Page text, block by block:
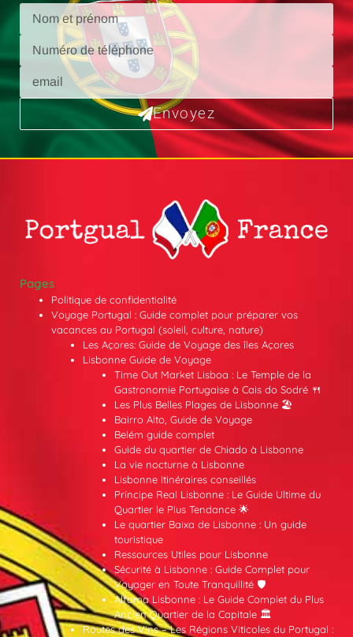
Envoyez
Pages
Politique de confidentialité
Voyage Portugal : Guide complet pour préparer vos
vacances au Portugal (soleil, culture, nature)
Les Açores: Guide de Voyage des îles Açores
Lisbonne Guide de Voyage
Time Out Market Lisboa : Le Temple de la
Gastronomie Portugaise à Cais do Sodré 🍴
Les Plus Belles Plages de Lisbonne 🏖️
Bairro Alto, Guide de Voyage
Belém guide complet
Guide du quartier de Chiado à Lisbonne
La vie nocturne à Lisbonne
Lisbonne Itinéraires conseillés
Príncipe Real Lisbonne : Le Guide Ultime du
Quartier le Plus Tendance 🌟
Le quartier Baixa de Lisbonne : Un guide
touristique
Ressources Utiles pour Lisbonne
Sécurité à Lisbonne : Guide Complet pour
Voyager en Toute Tranquillité 🛡️
Alfama Lisbonne : Le Guide Complet du Plus
Ancien Quartier de la Capitale 🏛️
Routes des Vins – Les Régions Viticoles du Portugal :